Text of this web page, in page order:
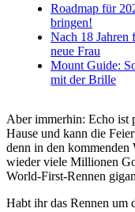
Roadmap für
bringen!
Nach 18 Jahren
neue Frau
Mount Guide:
mit der Brille
Aber immerhin: Echo ist
Hause und kann die
denn in den kommenden
wieder viele Millionen
World-First-Rennen
Habt ihr das Rennen um